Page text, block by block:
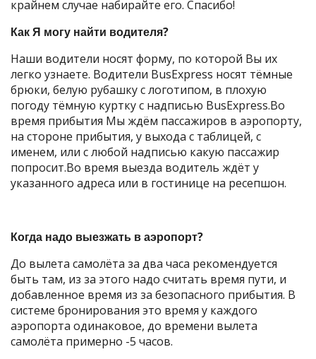
крайнем случае набирайте его. Спасибо!
Как Я могу найти водителя?
Наши водители носят форму, по которой Вы их
легко узнаете. Водители BusExpress носят тёмные
брюки, белую рубашку с логотипом, в плохую
погоду тёмную куртку с надписью BusExpress.Во
время прибытия Мы ждём пассажиров в аэропорту,
на стороне прибытия, у выхода с таблицей, с
именем, или с любой надписью какую пассажир
попросит.Во время выезда водитель ждёт у
указанного адреса или в гостинице на ресепшон.
Когда надо выезжать в аэропорт?
До вылета самолёта за два часа рекомендуется
быть там, из за этого надо считать время пути, и
добавленное время из за безопасного прибытия. В
системе бронирования это время у каждого
аэропорта одинаковое, до времени вылета
самолёта примерно -5 часов.